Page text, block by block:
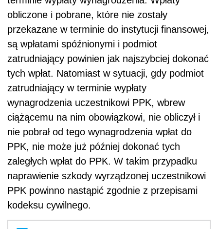
obliczone i pobrane, które nie zostały
przekazane w terminie do instytucji finansowej,
są wpłatami spóźnionymi i podmiot
zatrudniający powinien jak najszybciej dokonać
tych wpłat. Natomiast w sytuacji, gdy podmiot
zatrudniający w terminie wypłaty
wynagrodzenia uczestnikowi PPK, wbrew
ciążącemu na nim obowiązkowi, nie obliczył i
nie pobrał od tego wynagrodzenia wpłat do
PPK, nie może już później dokonać tych
zaległych wpłat do PPK. W takim przypadku
naprawienie szkody wyrządzonej uczestnikowi
PPK powinno nastąpić zgodnie z przepisami
kodeksu cywilnego.